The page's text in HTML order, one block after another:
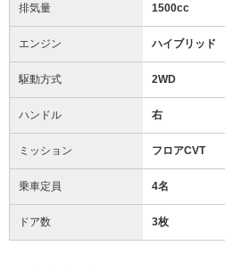
排気量 1500cc
エンジン ハイブリッド
駆動方式 2WD
ハンドル 右
ミッション フロアCVT
乗車定員 4名
ドア数 3枚